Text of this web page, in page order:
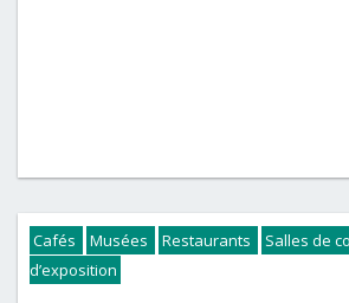
Cafés Musées Restaurants
Salles de
d’exposition